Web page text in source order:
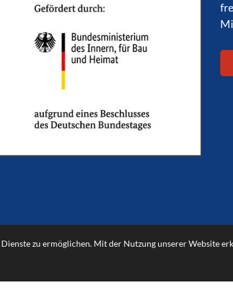
zu ermöglichen. Mit der Nutzung unserer Website